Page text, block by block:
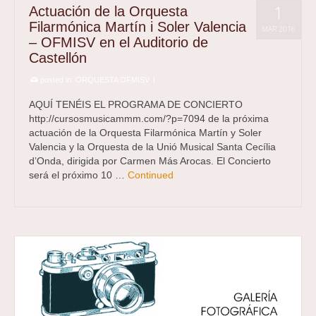
1
MAR 2016
Actuación de la Orquesta
Filarmónica Martín i Soler Valencia
– OFMISV en el Auditorio de
Castellón
AQUÍ TENÉIS EL PROGRAMA DE CONCIERTO
http://cursosmusicammm.com/?p=7094 de la próxima
actuación de la Orquesta Filarmónica Martín y Soler
Valencia y la Orquesta de la Unió Musical Santa Cecília
d’Onda, dirigida por Carmen Más Arocas. El Concierto
será el próximo 10 … Continued